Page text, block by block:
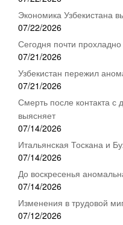
Экономика Узбекистана
07/22/2026
Сегодня почти прохладно
07/21/2026
Узбекистан пережил
07/21/2026
Смерть после контакта
выясняет
07/14/2026
Итальянская Тоскана и
07/14/2026
До воскресенья
07/14/2026
Изменения в трудовой
07/12/2026